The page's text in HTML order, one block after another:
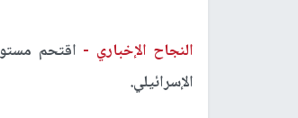
النجاح الإخباري - اقتحم
الإسرائيلي.